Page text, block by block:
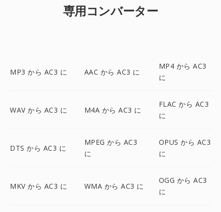
専用コンバーター
MP3 から AC3 に AAC から AC3 に
MP4 から AC3
に
WAV から AC3 に M4A から AC3 に
FLAC から AC3
に
DTS から AC3 に
MPEG から AC3
に
OPUS から AC3
に
MKV から AC3 に WMA から AC3 に
OGG から AC3
に